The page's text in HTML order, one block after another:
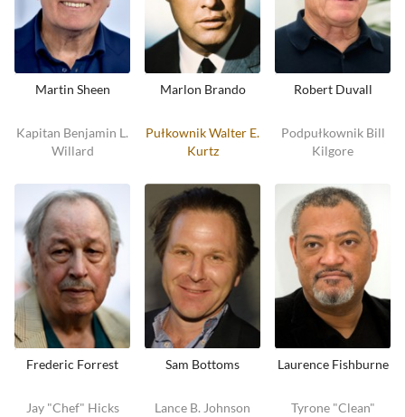
Martin Sheen
Kapitan Benjamin L.
Willard
Marlon Brando
Pułkownik Walter E.
Kurtz
Robert Duvall
Podpułkownik Bill
Kilgore
Frederic Forrest
Jay "Chef" Hicks
Sam Bottoms
Lance B. Johnson
Laurence Fishburne
Tyrone "Clean"